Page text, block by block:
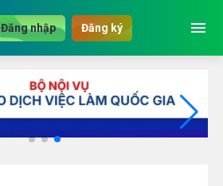
Đăng nhập Đăng ký menu